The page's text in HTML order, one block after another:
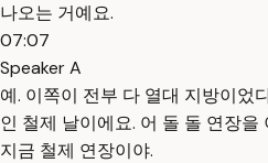
나오는 거예요.
07:07
Speaker A
예. 이쪽이 전부 다 열대 지방이었
인 철제 날이에요. 어 돌 돌 연장
지금 철제 연장이야.